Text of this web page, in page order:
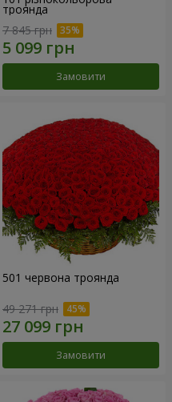
троянда
7 845 грн
Замовити
501 червона троянда
49 271 грн
Замовити